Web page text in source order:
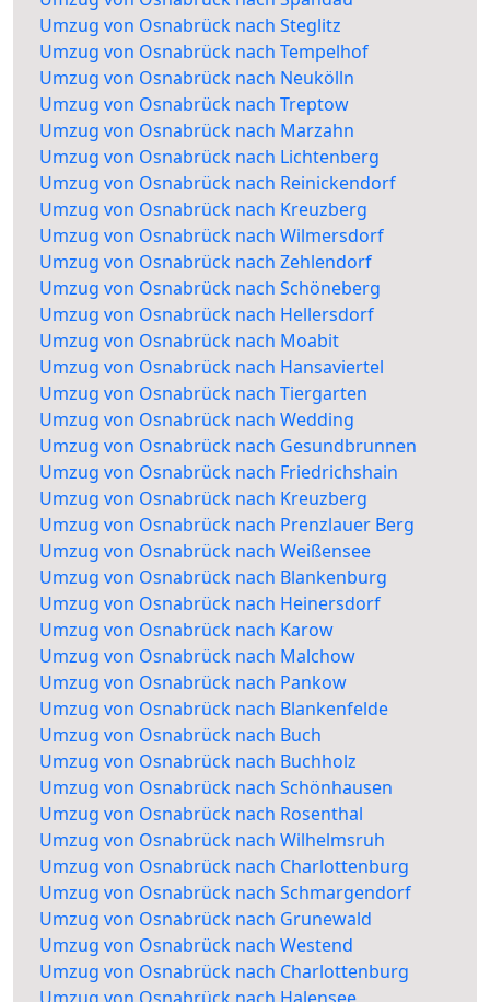
Umzug von Osnabrück nach Steglitz
Umzug von Osnabrück nach Tempelhof
Umzug von Osnabrück nach Neukölln
Umzug von Osnabrück nach Treptow
Umzug von Osnabrück nach Marzahn
Umzug von Osnabrück nach Lichtenberg
Umzug von Osnabrück nach Reinickendorf
Umzug von Osnabrück nach Kreuzberg
Umzug von Osnabrück nach Wilmersdorf
Umzug von Osnabrück nach Zehlendorf
Umzug von Osnabrück nach Schöneberg
Umzug von Osnabrück nach Hellersdorf
Umzug von Osnabrück nach Moabit
Umzug von Osnabrück nach Hansaviertel
Umzug von Osnabrück nach Tiergarten
Umzug von Osnabrück nach Wedding
Umzug von Osnabrück nach Gesundbrunnen
Umzug von Osnabrück nach Friedrichshain
Umzug von Osnabrück nach Kreuzberg
Umzug von Osnabrück nach Prenzlauer Berg
Umzug von Osnabrück nach Weißensee
Umzug von Osnabrück nach Blankenburg
Umzug von Osnabrück nach Heinersdorf
Umzug von Osnabrück nach Karow
Umzug von Osnabrück nach Malchow
Umzug von Osnabrück nach Pankow
Umzug von Osnabrück nach Blankenfelde
Umzug von Osnabrück nach Buch
Umzug von Osnabrück nach Buchholz
Umzug von Osnabrück nach Schönhausen
Umzug von Osnabrück nach Rosenthal
Umzug von Osnabrück nach Wilhelmsruh
Umzug von Osnabrück nach Charlottenburg
Umzug von Osnabrück nach Schmargendorf
Umzug von Osnabrück nach Grunewald
Umzug von Osnabrück nach Westend
Umzug von Osnabrück nach Charlottenburg